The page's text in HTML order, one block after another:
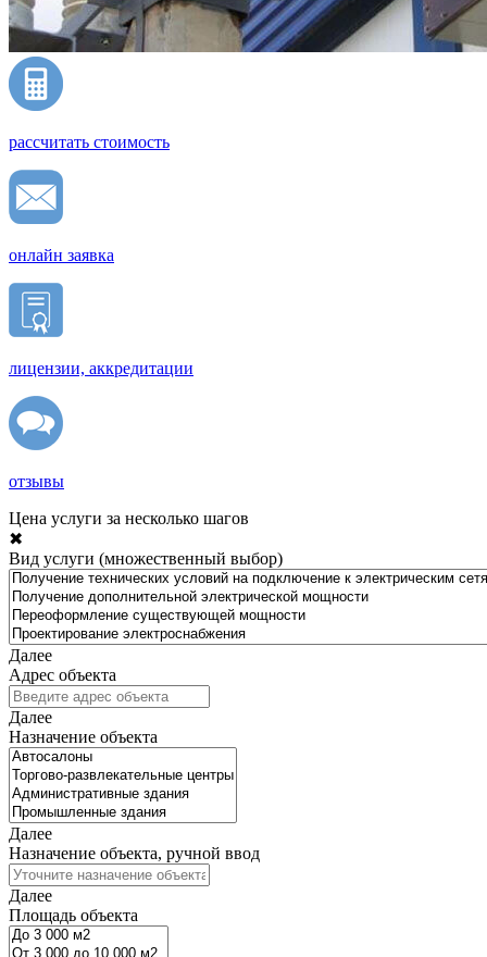
рассчитать стоимость
онлайн заявка
лицензии, аккредитации
отзывы
Цена услуги за несколько шагов
✖
Вид услуги (множественный выбор)
Далее
Адрес объекта
Далее
Назначение объекта
Далее
Назначение объекта, ручной ввод
Далее
Площадь объекта